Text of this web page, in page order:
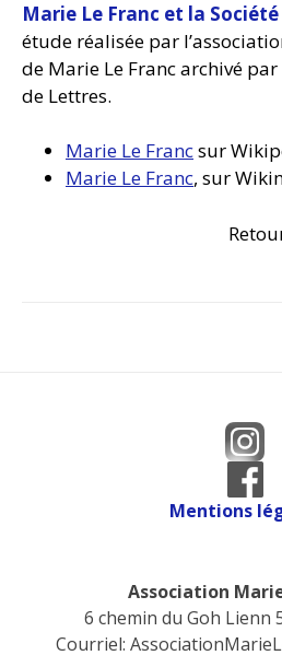
Marie Le Franc et la
étude réalisée par
de Marie Le Franc archivé par
de Lettres.
Marie Le Francsur
Marie Le Franc, sur
Mentions
Association
6 chemin du Goh Lienn
Courriel: